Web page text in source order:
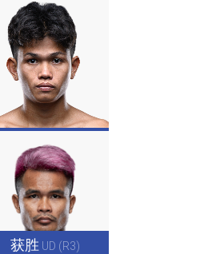
获胜 UD (R3)